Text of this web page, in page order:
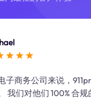
子商务公司来说，
我们对他们 100% 合规